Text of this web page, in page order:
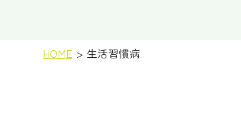
HOME 生活習慣病